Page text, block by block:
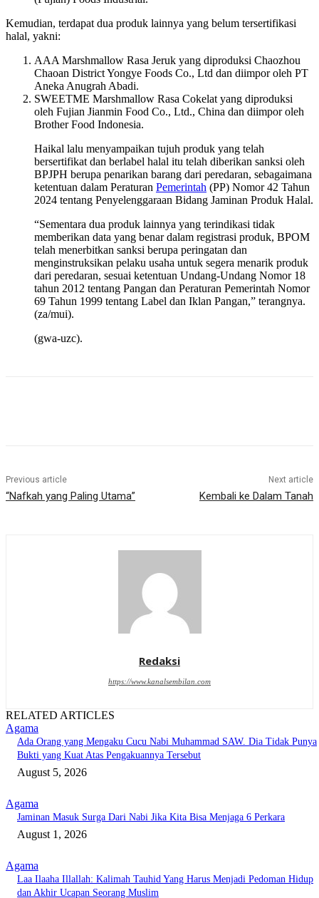
Kemudian, terdapat dua produk lainnya yang belum tersertifikasi
halal, yakni:
AAA Marshmallow Rasa Jeruk yang diproduksi Chaozhou
Chaoan District Yongye Foods Co., Ltd dan diimpor oleh PT
Aneka Anugrah Abadi.
SWEETME Marshmallow Rasa Cokelat yang diproduksi
oleh Fujian Jianmin Food Co., Ltd., China dan diimpor oleh
Brother Food Indonesia.
Haikal lalu menyampaikan tujuh produk yang telah
bersertifikat dan berlabel halal itu telah diberikan sanksi oleh
BPJPH berupa penarikan barang dari peredaran, sebagaimana
ketentuan dalam Peraturan Pemerintah (PP) Nomor 42 Tahun
2024 tentang Penyelenggaraan Bidang Jaminan Produk Halal.
“Sementara dua produk lainnya yang terindikasi tidak
memberikan data yang benar dalam registrasi produk, BPOM
telah menerbitkan sanksi berupa peringatan dan
menginstruksikan pelaku usaha untuk segera menarik produk
dari peredaran, sesuai ketentuan Undang-Undang Nomor 18
tahun 2012 tentang Pangan dan Peraturan Pemerintah Nomor
69 Tahun 1999 tentang Label dan Iklan Pangan,” terangnya.
(za/mui).
(gwa-uzc).
Previous article
“Nafkah yang Paling Utama”
Next article
Kembali ke Dalam Tanah
Redaksi
https://www.kanalsembilan.com
RELATED ARTICLES
Agama
Ada Orang yang Mengaku Cucu Nabi Muhammad SAW. Dia Tidak Punya
Bukti yang Kuat Atas Pengakuannya Tersebut
August 5, 2026
Agama
Jaminan Masuk Surga Dari Nabi Jika Kita Bisa Menjaga 6 Perkara
August 1, 2026
Agama
Laa Ilaaha Illallah: Kalimah Tauhid Yang Harus Menjadi Pedoman Hidup
dan Akhir Ucapan Seorang Muslim